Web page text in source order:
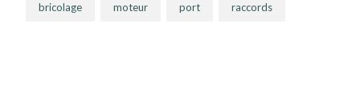
bricolage moteur port raccords